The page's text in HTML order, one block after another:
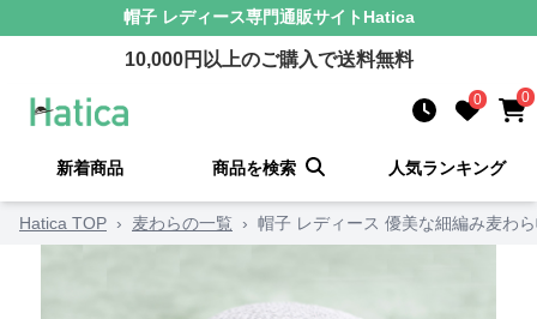
帽子 レディース専門通販サイト Hatica
10,000円以上のご購入で送料無料
0 0
新着商品 商品を検索 人気ランキング
Hatica TOP › 麦わらの一覧 › 帽子 レディース 優美な細編み麦わ